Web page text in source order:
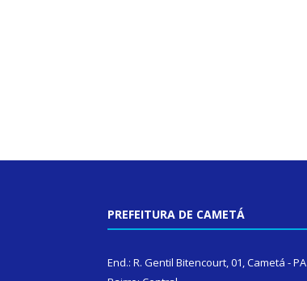
PREFEITURA DE CAMETÁ
End.: R. Gentil Bitencourt, 01, Cametá - PA